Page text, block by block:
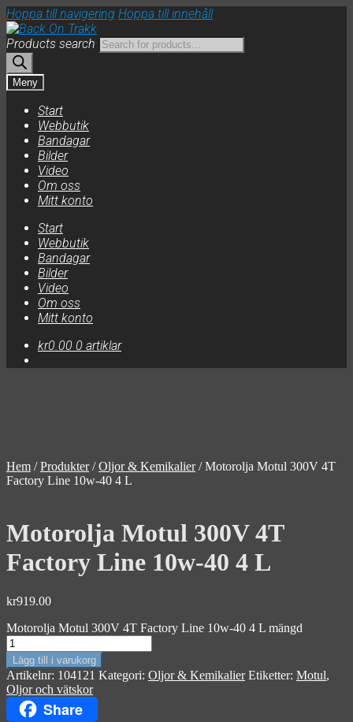
Hoppa till navigering Hoppa till innehåll
Products search
Meny
Start
Webbutik
Bandagar
Bilder
Video
Om oss
Mitt konto
Start
Webbutik
Bandagar
Bilder
Video
Om oss
Mitt konto
kr0.00 0 artiklar
Hem /Produkter/Oljor & Kemikalier/Motorolja Motul 300V 4T
Factory Line 10w-40 4 L
Motorolja Motul 300V 4T
Factory Line 10w-40 4 L
kr919.00
Motorolja Motul 300V 4T Factory Line 10w-40 4 L mängd
Lägg till i varukorg
Artikelnr: 104121 Kategori: Oljor & Kemikalier Etiketter: Motul,
Oljor och vätskor
Share